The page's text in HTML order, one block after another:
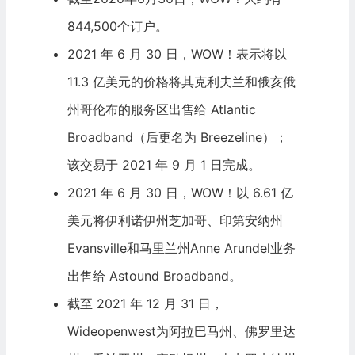
844,500个订户。
2021 年 6 月 30 日，WOW！表示将以
11.3 亿美元的价格将其克利夫兰和俄亥俄
州哥伦布的服务区出售给 Atlantic
Broadband（后更名为 Breezeline）；
该交易于 2021 年 9 月 1 日完成。
2021 年 6 月 30 日，WOW！以 6.61 亿
美元将伊利诺伊州芝加哥、印第安纳州
Evansville和马里兰州Anne Arundel业务
出售给 Astound Broadband。
截至 2021 年 12 月 31 日，
Wideopenwest为阿拉巴马州、佛罗里达